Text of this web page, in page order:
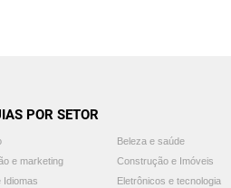
POR SETOR
Beleza e saúde
e marketing
Construção e Imóveis
Idiomas
Eletrônicos e tecnologia